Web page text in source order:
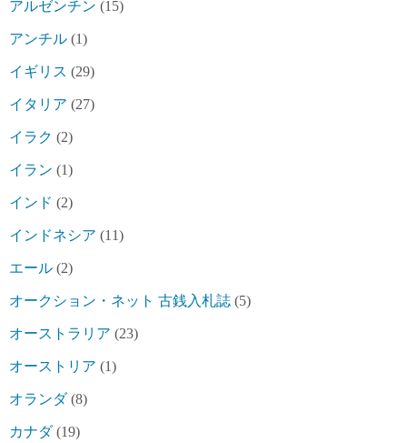
アルゼンチン (15)
アンチル (1)
イギリス (29)
イタリア (27)
イラク (2)
イラン (1)
インド (2)
インドネシア (11)
エール (2)
オークション・ネット 古銭入札誌 (5)
オーストラリア (23)
オーストリア (1)
オランダ(8)
カナダ(19)